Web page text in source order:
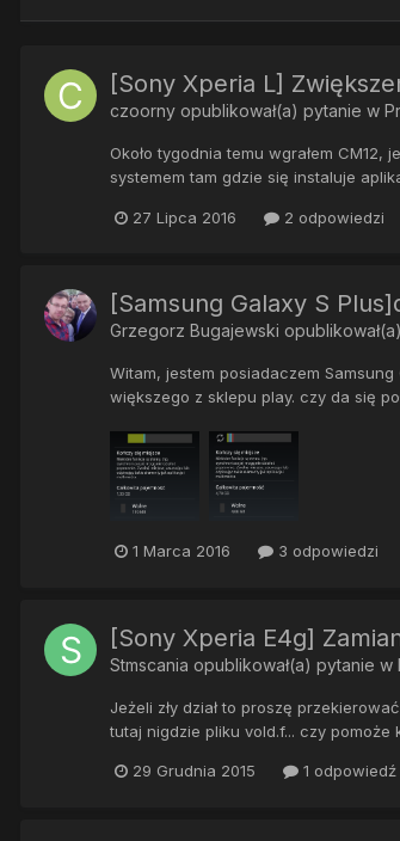
[Sony Xperia L]
czoorny opublikował(a) pytanie w
Około tygodnia temu wgrałem
systemem tam gdzie się instaluje
27 Lipca 2016 2 odpowiedzi
[Samsung Galaxy S
Grzegorz Bugajewski
Witam, jestem posiadaczem
większego z sklepu play. czy da się
1 Marca 2016 3 odpowiedzi
[Sony Xperia E4g]
Stmscania opublikował(a) pytanie w
Jeżeli zły dział to proszę
tutaj nigdzie pliku vold.f... czy pomoże
29 Grudnia 2015 1 odpowiedź